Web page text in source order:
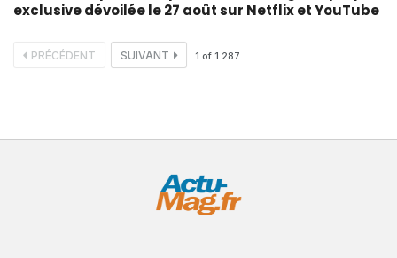
exclusive dévoilée le 27 août sur Netflix et YouTube
PRÉCÉDENT SUIVANT 1 of 1 287